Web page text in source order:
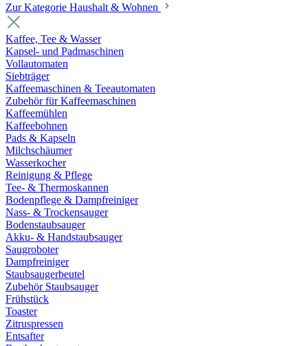
Zur Kategorie Haushalt & Wohnen
Kaffee, Tee & Wasser
Kapsel- und Padmaschinen
Vollautomaten
Siebträger
Kaffeemaschinen & Teeautomaten
Zubehör für Kaffeemaschinen
Kaffeemühlen
Kaffeebohnen
Pads & Kapseln
Milchschäumer
Wasserkocher
Reinigung & Pflege
Tee- & Thermoskannen
Bodenpflege & Dampfreiniger
Nass- & Trockensauger
Bodenstaubsauger
Akku- & Handstaubsauger
Saugroboter
Dampfreiniger
Staubsaugerbeutel
Zubehör Staubsauger
Frühstück
Toaster
Zitruspressen
Entsafter